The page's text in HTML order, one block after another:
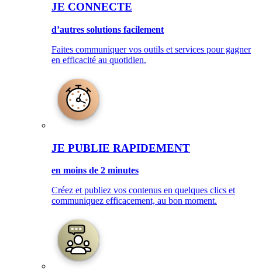
JE CONNECTE
d’autres solutions facilement
Faites communiquer vos outils et services pour gagner
en efficacité au quotidien.
JE PUBLIE RAPIDEMENT
en moins de 2 minutes
Créez et publiez vos contenus en quelques clics et
communiquez efficacement, au bon moment.